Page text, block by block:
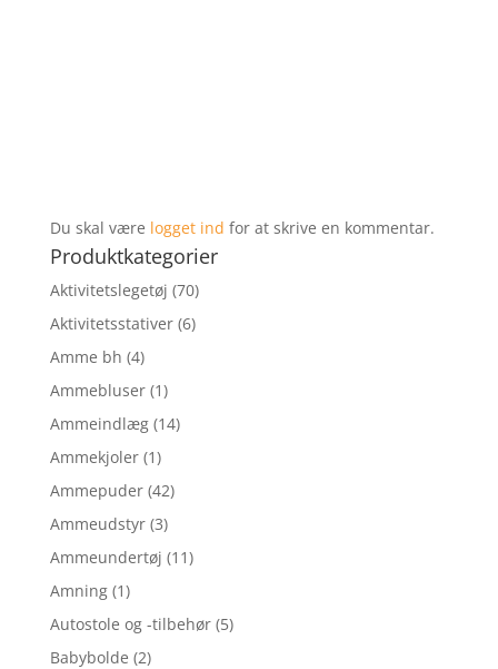
Du skal være logget ind for at skrive en kommentar.
Produktkategorier
Aktivitetslegetøj (70)
Aktivitetsstativer (6)
Amme bh (4)
Ammebluser (1)
Ammeindlæg (14)
Ammekjoler (1)
Ammepuder (42)
Ammeudstyr (3)
Ammeundertøj (11)
Amning (1)
Autostole og -tilbehør (5)
Babybolde (2)